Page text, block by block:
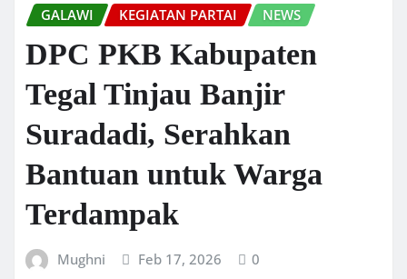
GALAWI KEGIATAN PARTAI NEWS
DPC PKB Kabupaten
Tegal Tinjau Banjir
Suradadi, Serahkan
Bantuan untuk Warga
Terdampak
Mughni Feb 17, 2026 0